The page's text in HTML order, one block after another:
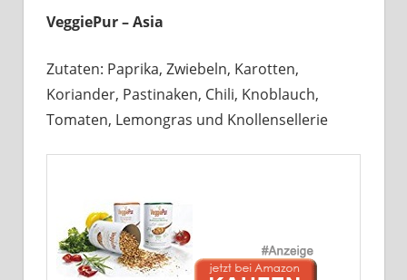
VeggiePur – Asia
Zutaten: Paprika, Zwiebeln, Karotten,
Koriander, Pastinaken, Chili, Knoblauch,
Tomaten, Lemongras und Knollensellerie